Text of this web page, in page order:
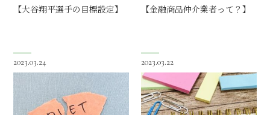
【大谷翔平選手の目標設定】 【金融商品仲介業者って？】
2023.03.24 2023.03.22